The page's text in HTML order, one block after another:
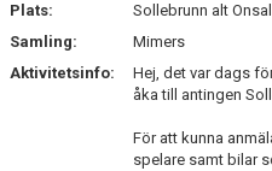
Plats:
Sollebrunn alt
Samling:
Mimers
Aktivitetsinfo:
Hej, det var dags
åka till antingen
För att kunna
spelare samt bilar